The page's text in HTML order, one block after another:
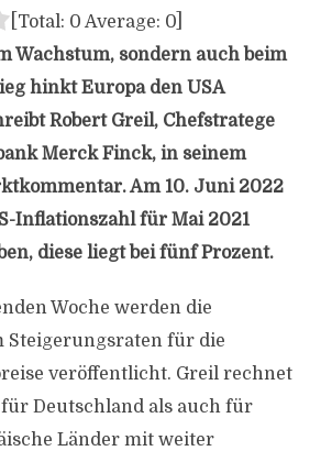
[Total: 0 Average: 0]
Wachstum, sondern auch beim
hinkt Europa den USA
Robert Greil, Chefstratege
Merck Finck, in seinem
Am 10. Juni 2022
Inflationszahl für Mai 2021
diese liegt bei fünf Prozent.
Woche werden die
Steigerungsraten für die
veröffentlicht. Greil rechnet
Deutschland als auch für
Länder mit weiter